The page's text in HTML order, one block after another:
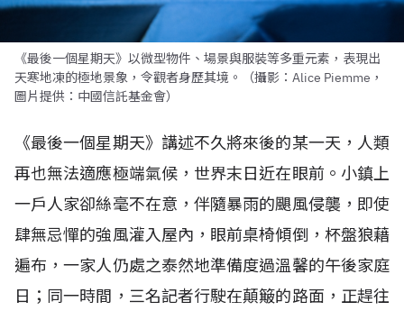
《最後一個星期天》以微型物件、場景與服裝等多重元素，表現出
天寒地凍的極地景象，令觀者身歷其境。（攝影：Alice Piemme，
圖片提供：中國信託基金會）
《最後一個星期天》講述不久將來後的某一天，人類
再也無法適應極端氣候，世界末日近在眼前。小鎮上
一戶人家卻絲毫不在意，伴隨暴雨的颶風侵襲，即使
肆無忌憚的強風灌入屋內，眼前桌椅傾倒，杯盤狼藉
遍布，一家人仍處之泰然地準備度過溫馨的午後家庭
日；同一時間，三名記者行駛在顛簸的路面，正趕往